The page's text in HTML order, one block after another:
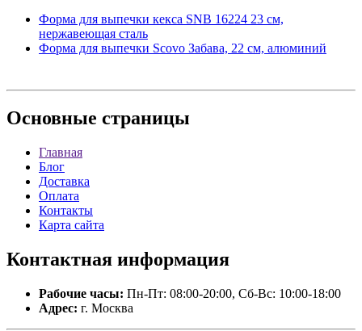
Форма для выпечки кекса SNB 16224 23 см,
нержавеющая сталь
Форма для выпечки Scovo Забава, 22 см, алюминий
Основные страницы
Главная
Блог
Доставка
Оплата
Контакты
Карта сайта
Контактная информация
Рабочие часы: Пн-Пт: 08:00-20:00, Сб-Вс: 10:00-18:00
Адрес: г. Москва